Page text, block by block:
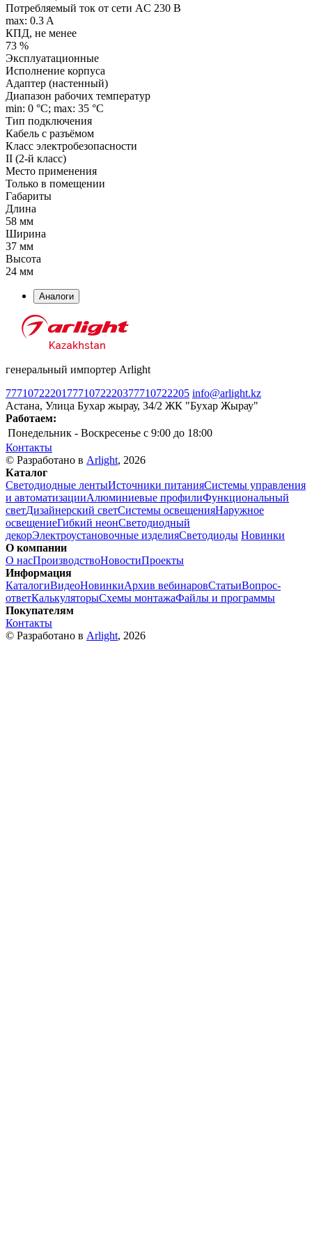
Потребляемый ток от сети AC 230 В
max: 0.3 A
КПД, не менее
73 %
Эксплуатационные
Исполнение корпуса
Адаптер (настенный)
Диапазон рабочих температур
min: 0 °C; max: 35 °C
Тип подключения
Кабель с разъёмом
Класс электробезопасности
II (2-й класс)
Место применения
Только в помещении
Габариты
Длина
58 мм
Ширина
37 мм
Высота
24 мм
Аналоги
генеральный импортер Arlight
77710722201 7771072220377710722205 info@arlight.kz
Астана, Улица Бухар жырау, 34/2 ЖК "Бухар Жырау"
Работаем:
Понедельник - Воскресенье c 9:00 до 18:00
Контакты
© Разработано в Arlight, 2026
Каталог
Светодиодные лентыИсточники питанияСистемы управления
и автоматизацииАлюминиевые профилиФункциональный
светДизайнерский светСистемы освещенияНаружное
освещениеГибкий неонСветодиодный
декорЭлектроустановочные изделияСветодиоды Новинки
О компании
О насПроизводствоНовостиПроекты
Информация
КаталогиВидеоНовинкиАрхив вебинаровСтатьиВопрос-
ответКалькуляторыСхемы монтажаФайлы и программы
Покупателям
Контакты
© Разработано в Arlight, 2026